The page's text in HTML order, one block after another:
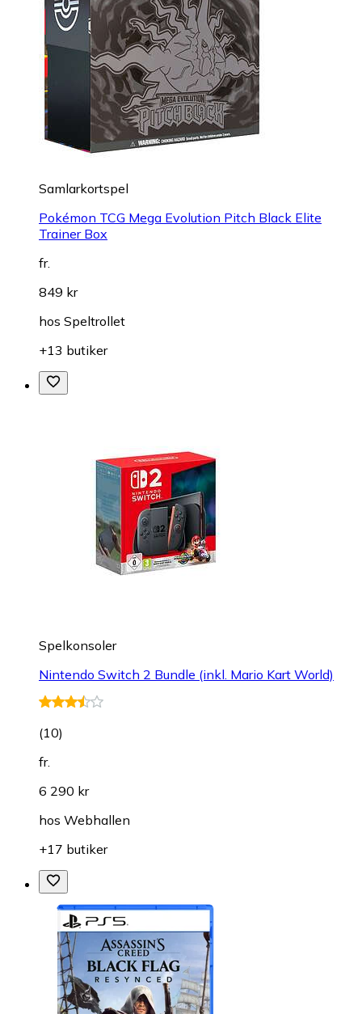
Samlarkortspel
Pokémon TCG Mega Evolution Pitch Black Elite
Trainer Box
fr.
849 kr
hos Speltrollet
+13 butiker
Spelkonsoler
Nintendo Switch 2 Bundle (inkl. Mario Kart World)
(10)
fr.
6 290 kr
hos Webhallen
+17 butiker